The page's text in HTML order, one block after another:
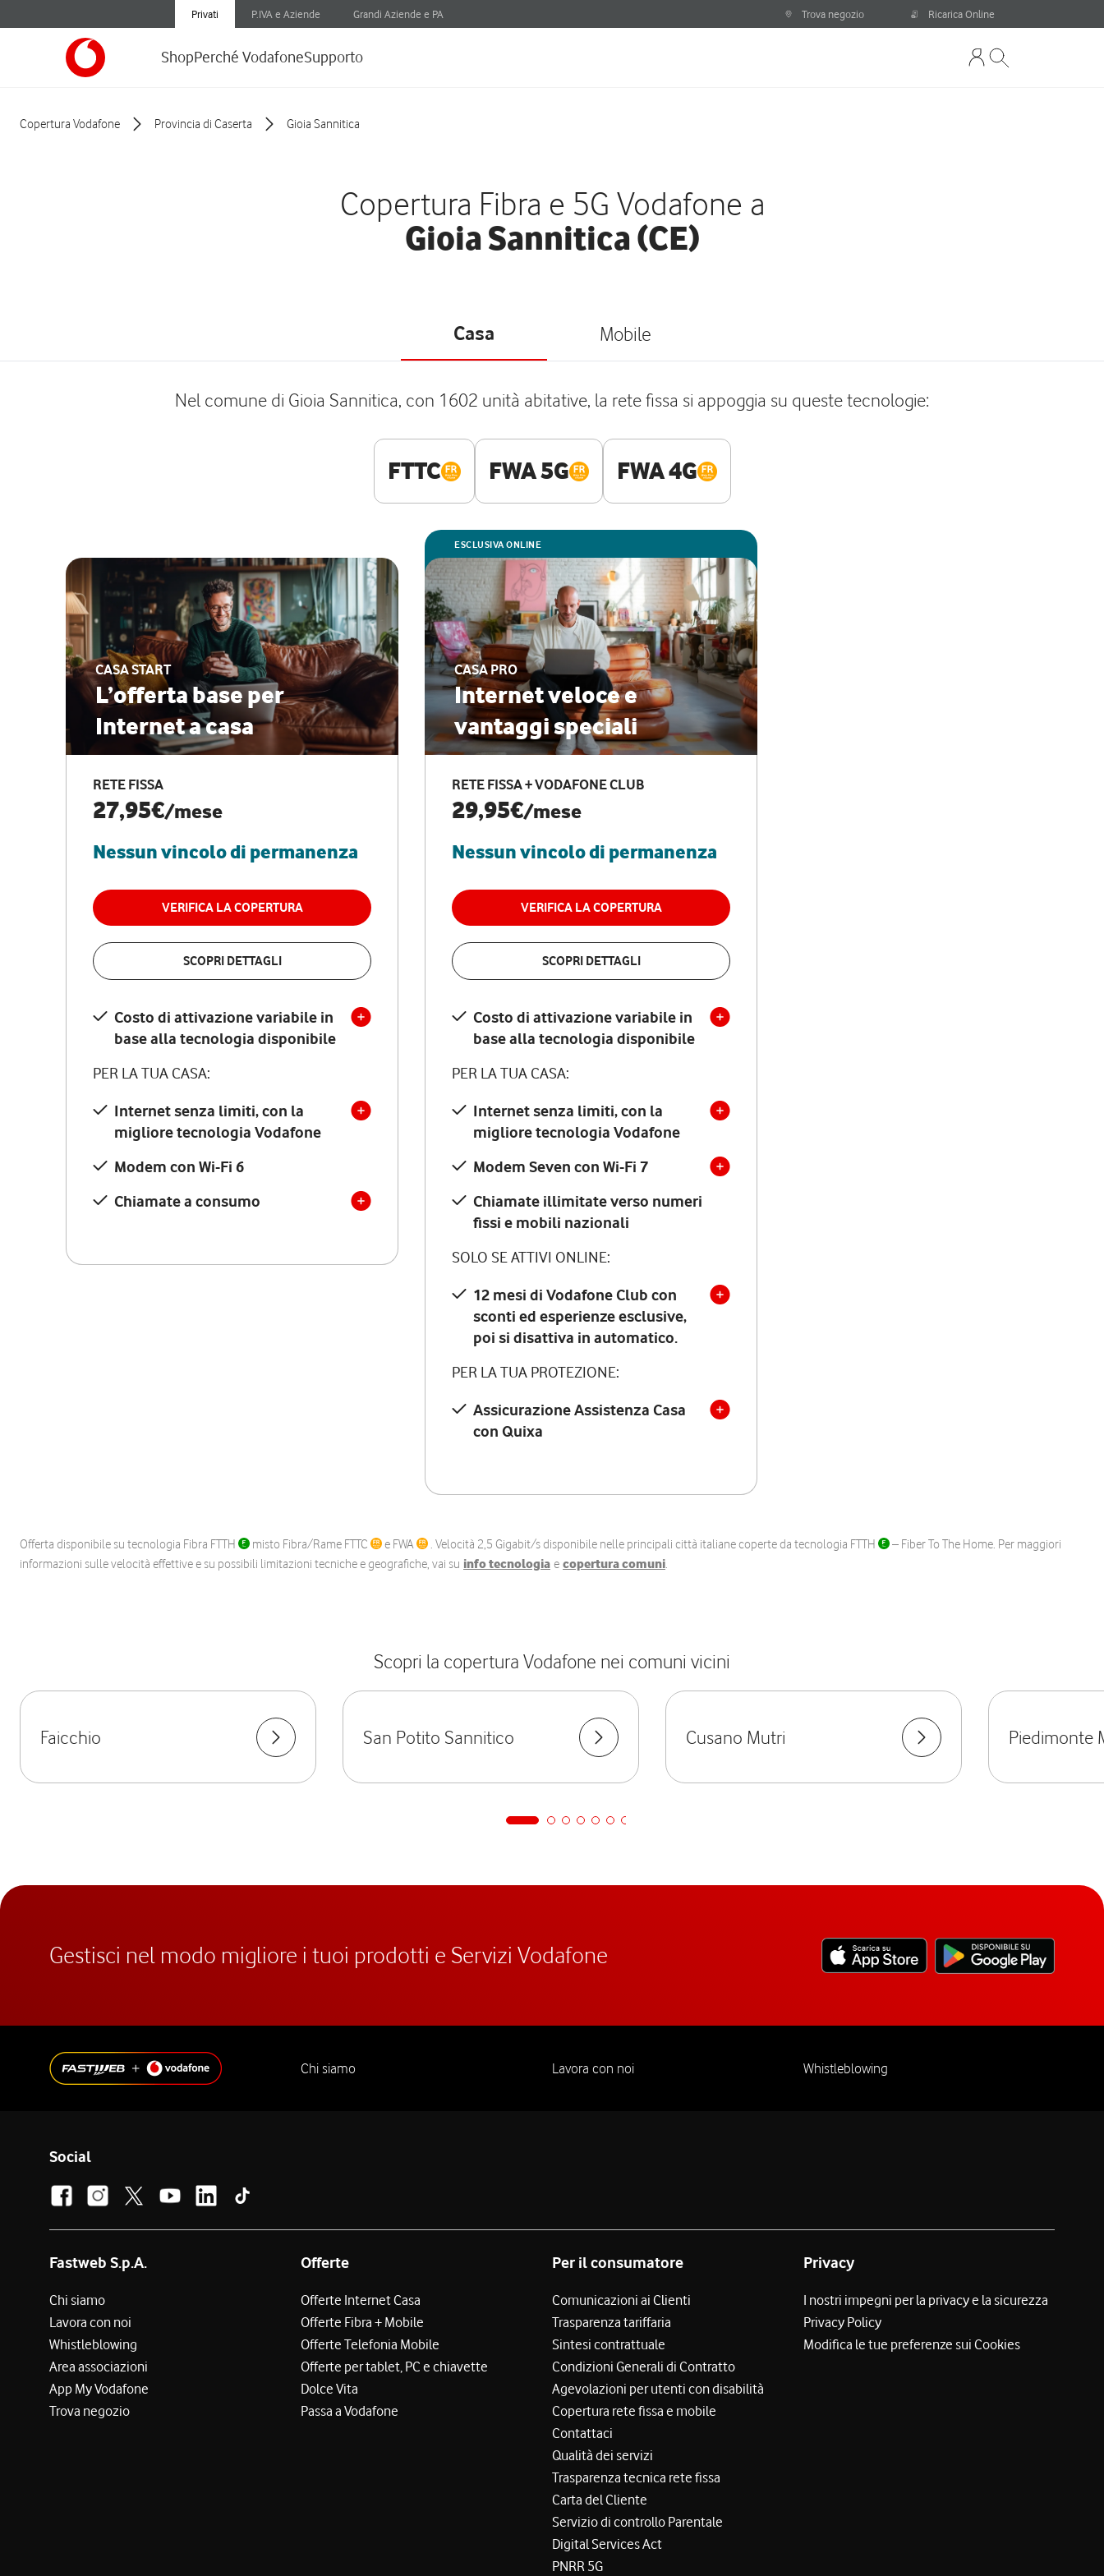
Privati P.IVA e Aziende Grandi Aziende e PA Trova negozio Ricarica Online
ShopPerché VodafoneSupporto
Copertura Vodafone Provincia di Caserta Gioia Sannitica
Copertura Fibra e 5G Vodafone a
Gioia Sannitica (CE)
Casa Mobile
Nel comune di Gioia Sannitica, con 1602 unità abitative, la rete fissa si appoggia su queste tecnologie:
FTTC FWA 5G FWA 4G
CASA START
L’offerta base per
Internet a casa
RETE FISSA
27,95€/mese
Nessun vincolo di permanenza
VERIFICA LA COPERTURA
SCOPRI DETTAGLI
Costo di attivazione variabile in
base alla tecnologia disponibile
PER LA TUA CASA:
Internet senza limiti, con la
migliore tecnologia Vodafone
Modem con Wi-Fi 6
Chiamate a consumo
ESCLUSIVA ONLINE
CASA PRO
Internet veloce e
vantaggi speciali
RETE FISSA + VODAFONE CLUB
29,95€/mese
Nessun vincolo di permanenza
VERIFICA LA COPERTURA
SCOPRI DETTAGLI
Costo di attivazione variabile in
base alla tecnologia disponibile
PER LA TUA CASA:
Internet senza limiti, con la
migliore tecnologia Vodafone
Modem Seven con Wi-Fi 7
Chiamate illimitate verso numeri
fissi e mobili nazionali
SOLO SE ATTIVI ONLINE:
12 mesi di Vodafone Club con
sconti ed esperienze esclusive,
poi si disattiva in automatico.
PER LA TUA PROTEZIONE:
Assicurazione Assistenza Casa
con Quixa
Offerta disponibile su tecnologia Fibra FTTH misto Fibra/Rame FTTC e FWA . Velocità 2,5 Gigabit/s disponibile nelle principali città italiane coperte da tecnologia FTTH
– Fiber To The Home. Per maggiori
informazioni sulle velocità effettive e su possibili limitazioni tecniche e geografiche, vai su info tecnologia e copertura comuni.
Scopri la copertura Vodafone nei comuni vicini
Faicchio San Potito Sannitico Cusano Mutri Piedimonte
Gestisci nel modo migliore i tuoi prodotti e Servizi Vodafone
Chi siamo Lavora con noi Whistleblowing
Social
Fastweb S.p.A.
Chi siamo
Lavora con noi
Whistleblowing
Area associazioni
App My Vodafone
Trova negozio
Offerte
Offerte Internet Casa
Offerte Fibra + Mobile
Offerte Telefonia Mobile
Offerte per tablet, PC e chiavette
Dolce Vita
Passa a Vodafone
Per il consumatore
Comunicazioni ai Clienti
Trasparenza tariffaria
Sintesi contrattuale
Condizioni Generali di Contratto
Agevolazioni per utenti con disabilità
Copertura rete fissa e mobile
Contattaci
Qualità dei servizi
Trasparenza tecnica rete fissa
Carta del Cliente
Servizio di controllo Parentale
Digital Services Act
PNRR 5G
Privacy
I nostri impegni per la privacy e la sicurezza
Privacy Policy
Modifica le tue preferenze sui Cookies